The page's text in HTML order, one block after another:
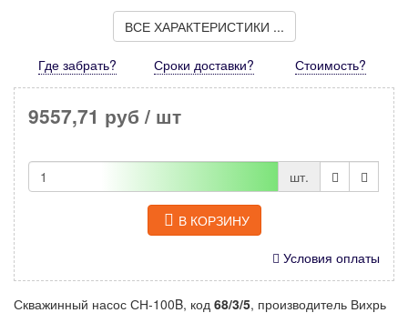
ВСЕ ХАРАКТЕРИСТИКИ ...
Где забрать? Сроки доставки? Стоимость?
9557,71 руб / шт
шт.
В КОРЗИНУ
Условия оплаты
Скважинный насос СН-100B, код 68/3/5, производитель Вихрь